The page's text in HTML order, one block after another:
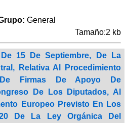
General
Tamaño:2 kb
De 15 De Septiembre, De La
Relativa Al Procedimiento
Firmas De Apoyo De
De Los Diputados, Al
Europeo Previsto En Los
De La Ley Orgánica Del